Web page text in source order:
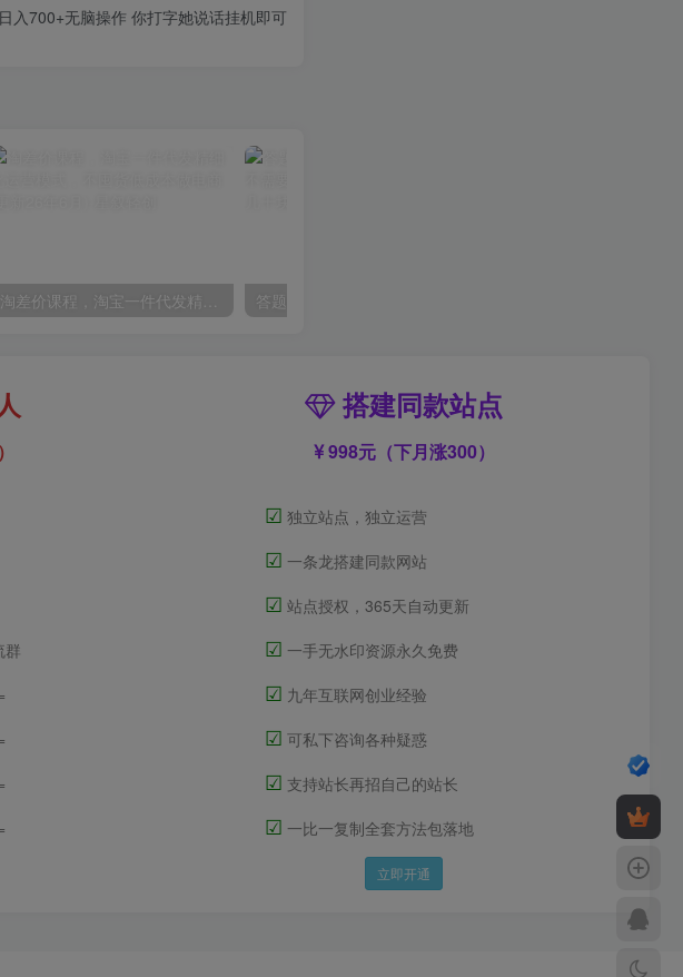
入700+无脑操作 你打字她说话挂机即可
淘差价课程，淘宝一件代发精细化运营模式，不囤货低成本做电商(更新26年6月)
群
搭建同款站点
998元（下月涨300）
☑ 独立站点，独立运营
☑ 一条龙搭建同款网站
☑ 站点授权，365天自动更新
☑ 一手无水印资源永久免费
☑ 九年互联网创业经验
☑ 可私下咨询各种疑惑
☑ 支持站长再招自己的站长
☑ 一比一复制全套方法包落地
立即开通